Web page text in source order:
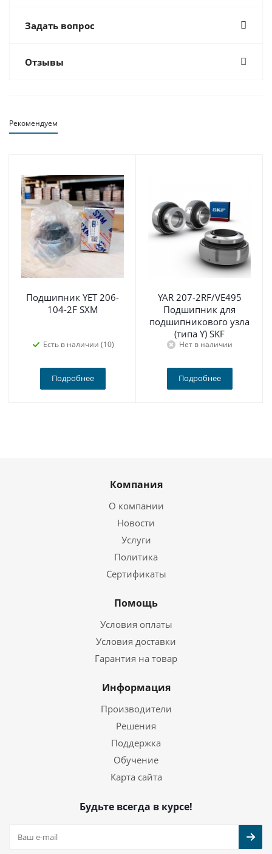
Задать вопрос
Отзывы
Рекомендуем
Подшипник YET 206-
104-2F SXM
Есть в наличии (10)
Подробнее
YAR 207-2RF/VE495
Подшипник для
подшипникового узла
(типа Y) SKF
Нет в наличии
Подробнее
Компания
О компании
Новости
Услуги
Политика
Сертификаты
Помощь
Условия оплаты
Условия доставки
Гарантия на товар
Информация
Производители
Решения
Поддержка
Обучение
Карта сайта
Будьте всегда в курсе!